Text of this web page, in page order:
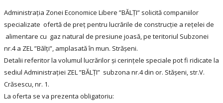
Administrația Zonei Economice Libere ”BĂLȚI” solicită companiilor
specializate ofertă de preț pentru lucrările de construcție a rețelei de
alimentare cu gaz natural de presiune joasă, pe teritoriul Subzonei
nr.4 a ZEL ”Bălți”, amplasată în mun. Strășeni.
Detalii referitor la volumul lucrărilor și cerințele speciale pot fi ridicate la
sediul Administraţiei ZEL ”BĂLȚI” subzona nr.4 din or. Stășeni, str.V.
Crăsescu, nr. 1.
La oferta se va prezenta obligatoriu: